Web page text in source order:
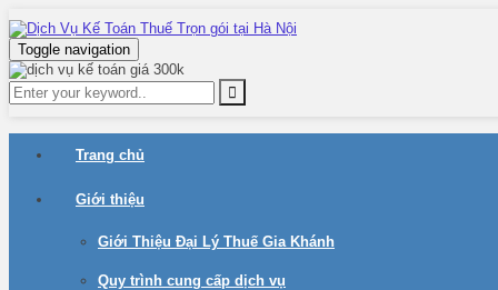
Toggle navigation
Trang chủ
Giới thiệu
Giới Thiệu Đại Lý Thuế Gia Khánh
Quy trình cung cấp dịch vụ